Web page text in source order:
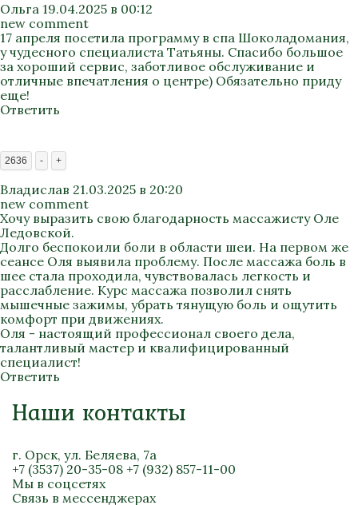
Ольга 19.04.2025 в 00:12
new comment
17 апреля посетила программу в спа Шоколадомания,
у чудесного специалиста Татьяны. Спасибо большое
за хороший сервис, заботливое обслуживание и
отличные впечатления о центре) Обязательно приду
еще!
Ответить
2636 - +
Владислав 21.03.2025 в 20:20
new comment
Хочу выразить свою благодарность массажисту Оле
Ледовской.
Долго беспокоили боли в области шеи. На первом же
сеансе Оля выявила проблему. После массажа боль в
шее стала проходила, чувствовалась легкость и
расслабление. Курс массажа позволил снять
мышечные зажимы, убрать тянущую боль и ощутить
комфорт при движениях.
Оля - настоящий профессионал своего дела,
талантливый мастер и квалифицированный
специалист!
Ответить
Наши контакты
г. Орск, ул. Беляева, 7а
+7 (3537) 20-35-08 +7 (932) 857-11-00
Мы в соцсетях
Связь в мессенджерах